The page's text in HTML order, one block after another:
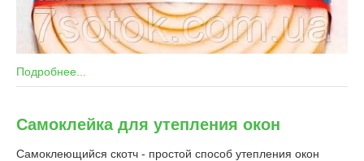
Подробнее...
Самоклейка для утепления окон
Самоклеющийся скотч - простой способ утепления окон